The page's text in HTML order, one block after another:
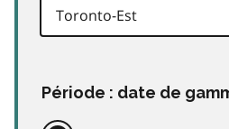
Période : date de